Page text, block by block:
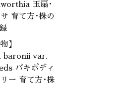
玉扇･
育て方･株の
】
baronii var.
パキポディ
ー 育て方･株